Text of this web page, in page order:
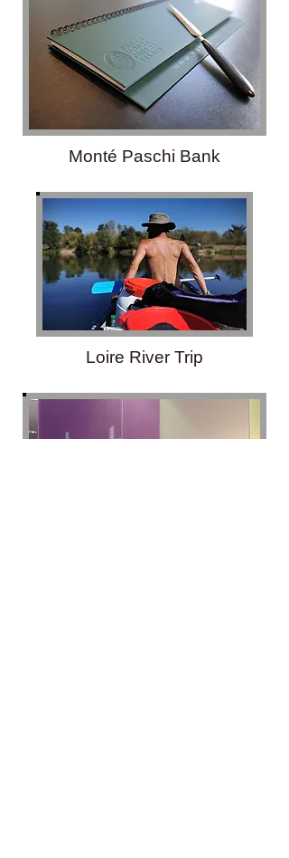
Monté Paschi Bank
Loire River Trip